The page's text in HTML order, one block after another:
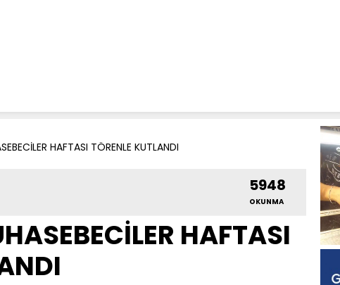
HAFTASI TÖRENLE KUTLANDI
5948
OKUNMA
HAFTASI